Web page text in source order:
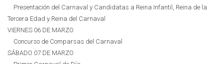
Presentación del Carnaval y Candidatas a Reina Infantil, Reina de la
Tercera Edad y Reina del Carnaval
VIERNES 06 DE MARZO
Concurso de Comparsas del Carnaval
SÁBADO 07 DE MARZO